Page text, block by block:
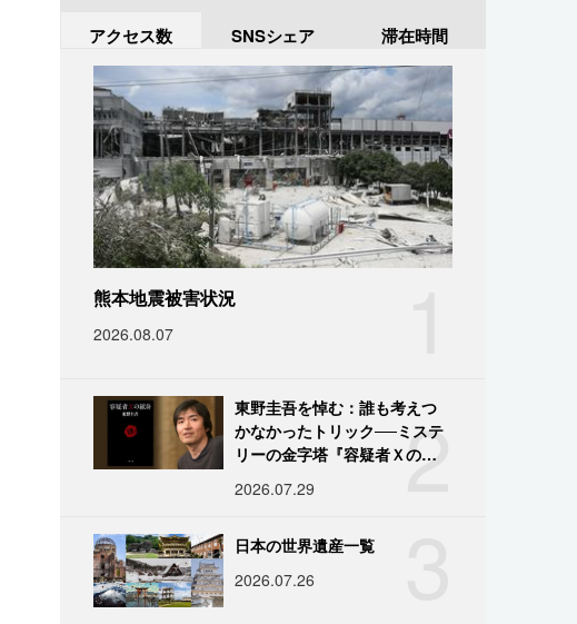
アクセス数 SNSシェア 滞在時間
熊本地震被害状況
2026.08.07
2
東野圭吾を悼む：誰も考えつ
かなかったトリック──ミステ
リーの金字塔『容疑者Ｘの献
2026.07.29
日本の世界遺産一覧
2026.07.26